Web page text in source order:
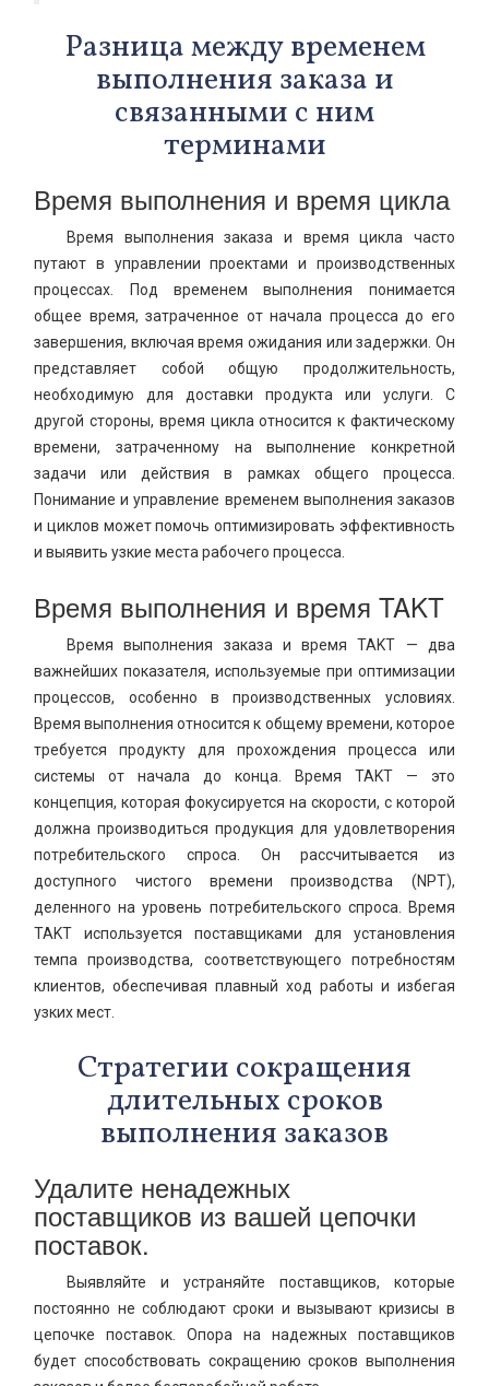
Разница между временем
выполнения заказа и
связанными с ним
терминами
Время выполнения и время цикла
Время выполнения заказа и время цикла часто
путают в управлении проектами и производственных
процессах. Под временем выполнения понимается
общее время, затраченное от начала процесса до его
завершения, включая время ожидания или задержки. Он
представляет собой общую продолжительность,
необходимую для доставки продукта или услуги. С
другой стороны, время цикла относится к фактическому
времени, затраченному на выполнение конкретной
задачи или действия в рамках общего процесса.
Понимание и управление временем выполнения заказов
и циклов может помочь оптимизировать эффективность
и выявить узкие места рабочего процесса.
Время выполнения и время TAKT
Время выполнения заказа и время TAKT — два
важнейших показателя, используемые при оптимизации
процессов, особенно в производственных условиях.
Время выполнения относится к общему времени, которое
требуется продукту для прохождения процесса или
системы от начала до конца. Время TAKT — это
концепция, которая фокусируется на скорости, с которой
должна производиться продукция для удовлетворения
потребительского спроса. Он рассчитывается из
доступного чистого времени производства (NPT),
деленного на уровень потребительского спроса. Время
TAKT используется поставщиками для установления
темпа производства, соответствующего потребностям
клиентов, обеспечивая плавный ход работы и избегая
узких мест.
Стратегии сокращения
длительных сроков
выполнения заказов
Удалите ненадежных
поставщиков из вашей цепочки
поставок.
Выявляйте и устраняйте поставщиков, которые
постоянно не соблюдают сроки и вызывают кризисы в
цепочке поставок. Опора на надежных поставщиков
будет способствовать сокращению сроков выполнения